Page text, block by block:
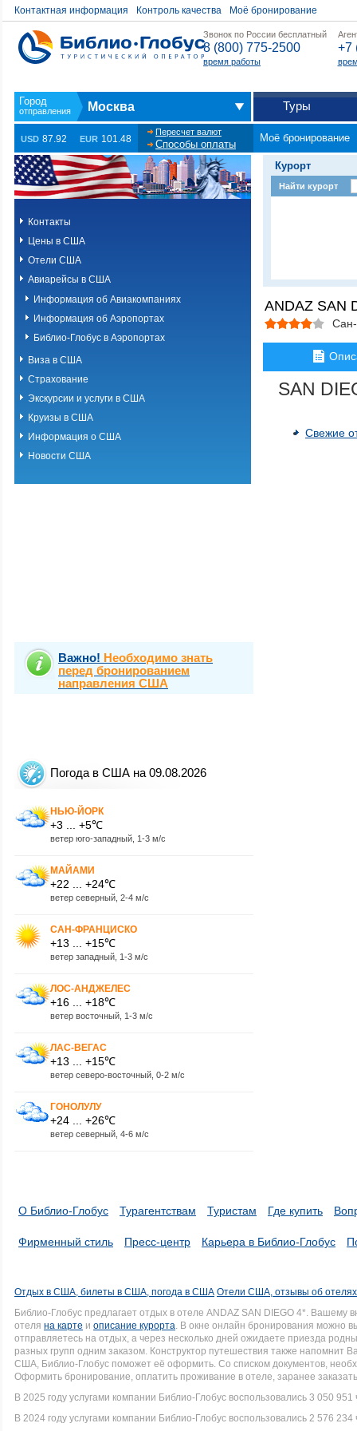
Контактная информация Контроль качества Моё бронирование
Звонок по России бесплатный
8 (800) 775-2500
время работы
+7
Москва Туры
USD 87.92 EUR 101.48
Пересчет валют
Способы оплаты
Моё бронирование
Контакты
Цены в США
Отели США
Авиарейсы в США
Информация об Авиакомпаниях
Информация об Аэропортах
Библио-Глобус в Аэропортах
Виза в США
Страхование
Экскурсии и услуги в США
Круизы в США
Информация о США
Новости США
Важно! Необходимо знать
перед бронированием
направления США
Погода в США на 09.08.2026
НЬЮ-ЙОРК
+3 ... +5℃
ветер юго-западный, 1-3 м/с
МАЙАМИ
+22 ... +24℃
ветер северный, 2-4 м/с
САН-ФРАНЦИСКО
+13 ... +15℃
ветер западный, 1-3 м/с
ЛОС-АНДЖЕЛЕС
+16 ... +18℃
ветер восточный, 1-3 м/с
ЛАС-ВЕГАС
+13 ... +15℃
ветер северо-восточный, 0-2 м/с
ГОНОЛУЛУ
+24 ... +26℃
ветер северный, 4-6 м/с
Курорт
Найти курорт
ANDAZ SAN
SAN
Свежие
О Библио-Глобус Турагентствам Туристам Где купить
Фирменный стиль Пресс-центр Карьера в Библио-Глобус
Отдых в США, билеты в США, погода в США Отели США, отзывы об
Библио-Глобус предлагает отдых в отеле ANDAZ SAN DIEGO 4*.
отеля на карте и описание курорта. В окне онлайн бронирования можно
отправляетесь на отдых, а через несколько дней ожидаете приезда
разных групп одним заказом. Конструктор путешествия также напомнит
США, Библио-Глобус поможет её оформить. Со списком документов,
Оформить бронирование, оплатить проживание в отеле, заранее
В 2025 году услугами компании Библио-Глобус воспользовались 3 050 951
В 2024 году услугами компании Библио-Глобус воспользовались 2 576 234